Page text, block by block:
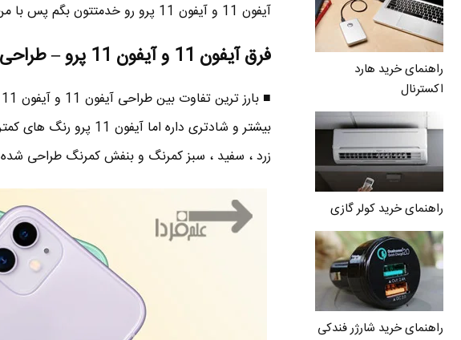
راهنمای خرید هارد
اکسترنال
راهنمای خرید کولر گازی
راهنمای خرید شارژر فندکی
آیفون 11 و آیفون 11 پرو رو خدمتتون بگم پس با من همراه باشید .
فرق آیفون 11 و آیفون 11 پرو – طراحی
زرد ، سفید ، سبز کمرنگ و بنفش کمرنگ طراحی شده